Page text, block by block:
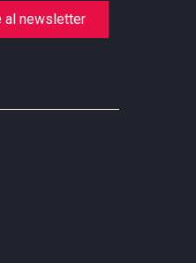
al newsletter